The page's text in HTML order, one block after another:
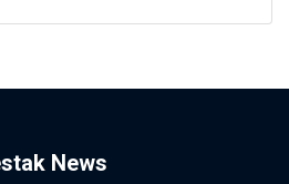
News